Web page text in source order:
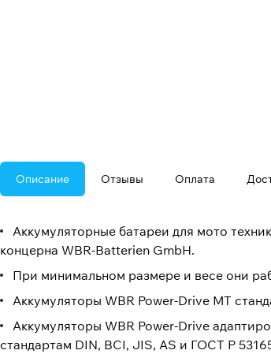
Описание Отзывы Оплата
Аккумуляторные батареи для мото
концерна WBR-Batterien GmbH.
При минимальном размере и весе они
Аккумуляторы WBR Power-Drive МТ
Аккумуляторы WBR Power-Drive
стандартам DIN, BCI, JIS, AS и ГОСТ Р